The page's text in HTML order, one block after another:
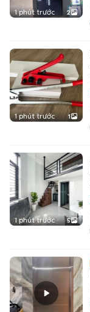
1 phút trước 2
1 phút trước 1
1 phút trước 5